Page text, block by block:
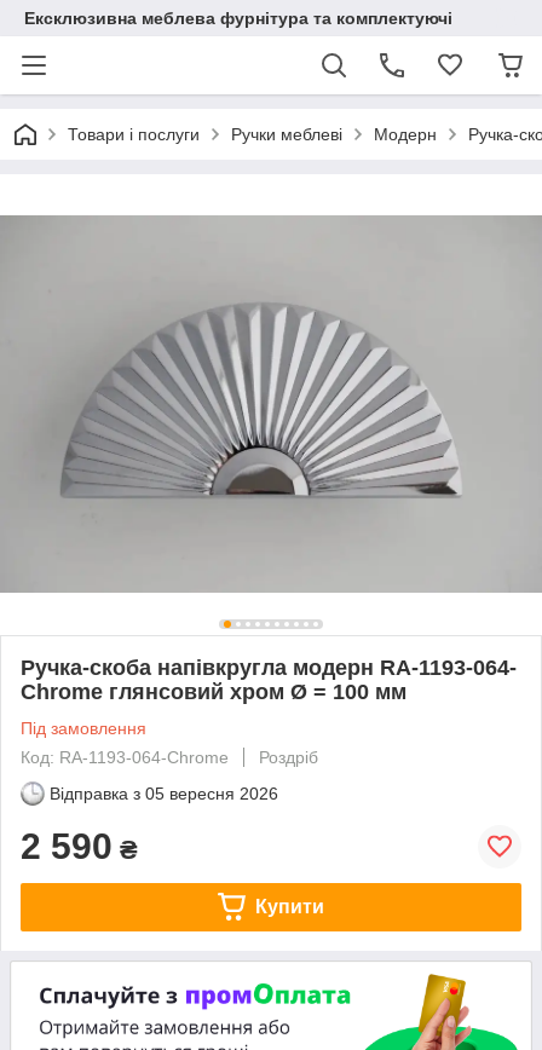
Ексклюзивна меблева фурнітура та комплектуючі
Товари і послуги Ручки меблеві Модерн Ручка-
Ручка-скоба напівкругла модерн RA-1193-064-
Chrome глянсовий хром Ø = 100 мм
Під замовлення
Код: RA-1193-064-Chrome
Роздріб
Відправка з 05 вересня 2026
2 590 ₴
Купити